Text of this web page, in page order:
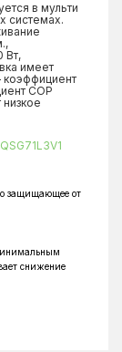
в мульти
системах.
Вт,
имеет
коэффициент
COP
защищающее от
снижение